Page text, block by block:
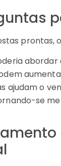
prontas,
ajudam o
se